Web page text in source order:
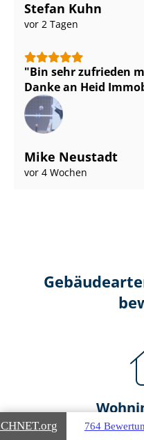
Stefan Kuhn
vor 2 Tagen
Bin sehr zufrieden
Danke an Heid
Mike Neustadt
vor 4 Wochen
.org 764